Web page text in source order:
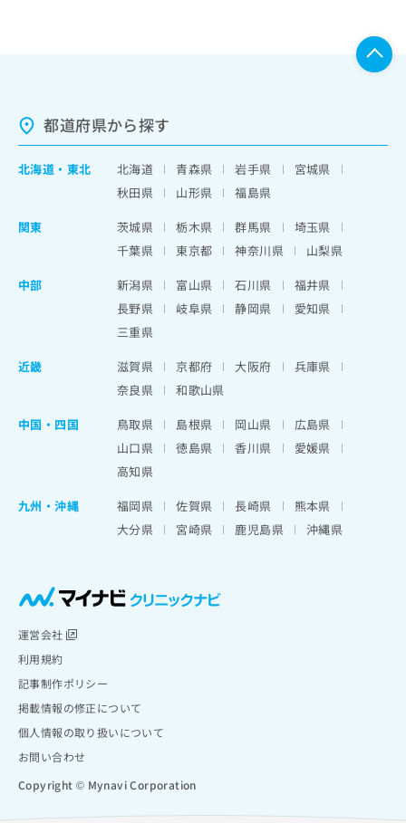
都道府県から探す
北海道 ・ 東北 北海道 青森県 岩手県
宮城県
秋田県
山形県
福島県
関東
茨城県 栃木県 群馬県
埼玉県
千葉県
東京都 神奈川県
山梨県
中部
新潟県 富山県 石川県
福井県
長野県
岐阜県 静岡県
愛知県
三重県
近畿
滋賀県 京都府 大阪府
兵庫県
奈良県
和歌山県
中国・四国
鳥取県 島根県 岡山県
広島県
山口県
徳島県 香川県
愛媛県
高知県
九州・沖縄
福岡県 佐賀県 長崎県
熊本県
大分県
宮崎県 鹿児島県 沖縄県
運営会社
利用規約
記事制作ポリシー
掲載情報の修正について
個人情報の取り扱いについて
お問い合わせ
Copyright © Mynavi Corporation